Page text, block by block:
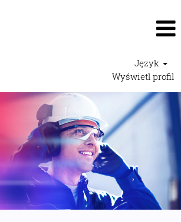
Język
Wyświetl profil